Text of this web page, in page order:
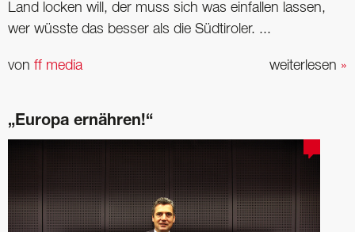
Land locken will, der muss sich was einfallen lassen,
wer wüsste das besser als die Südtiroler. ...
weiterlesen »
von ff media
„Europa ernähren!“